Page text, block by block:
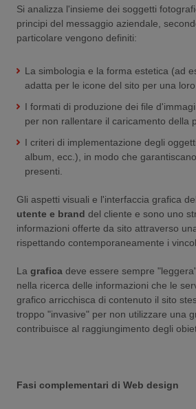
Si analizza l'insieme dei soggetti
principi del messaggio aziendale,
particolare vengono definiti:
La simbologia e la forma estetica (ad
adatta per le icone del sito per una
I formati di produzione dei file
per non rallentare il caricamento della
I criteri di implementazione degli
album, ecc.), in modo che
presenti.
Gli aspetti visuali e l'interfaccia grafica
utente e brand del cliente e sono uno
informazioni offerte da sito attraverso
rispettando contemporaneamente i
La grafica deve essere sempre
nella ricerca delle informazioni che le
grafico arricchisca di contenuto il sito
troppo "invasive" per non utilizzare una
contribuisce al raggiungimento degli
Fasi complementari di Web design